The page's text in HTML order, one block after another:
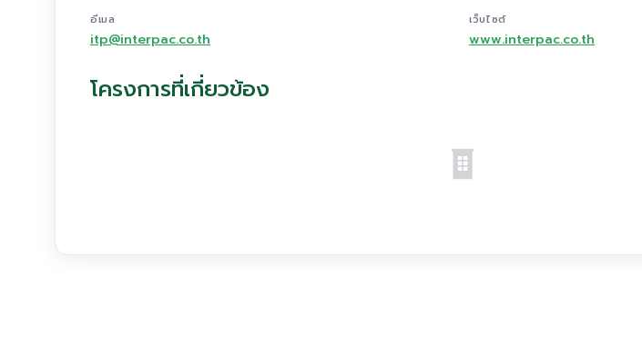
อีเมล
itp@interpac.co.th
เว็บไซต์
www.interpac.co.th
โครงการที่เกี่ยวข้อง